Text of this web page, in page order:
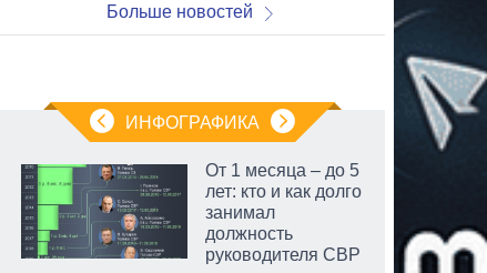
Больше новостей
ИНФОГРАФИКА
От 1 месяца – до 5
лет: кто и как долго
занимал
должность
руководителя СВР